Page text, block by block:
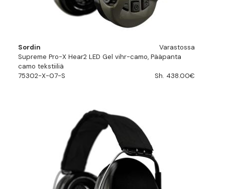
Sordin
Varastossa
Supreme Pro-X Hear2 LED Gel vihr-camo, Pääpanta
camo tekstiiliä
75302-X-07-S
Sh. 438.00€